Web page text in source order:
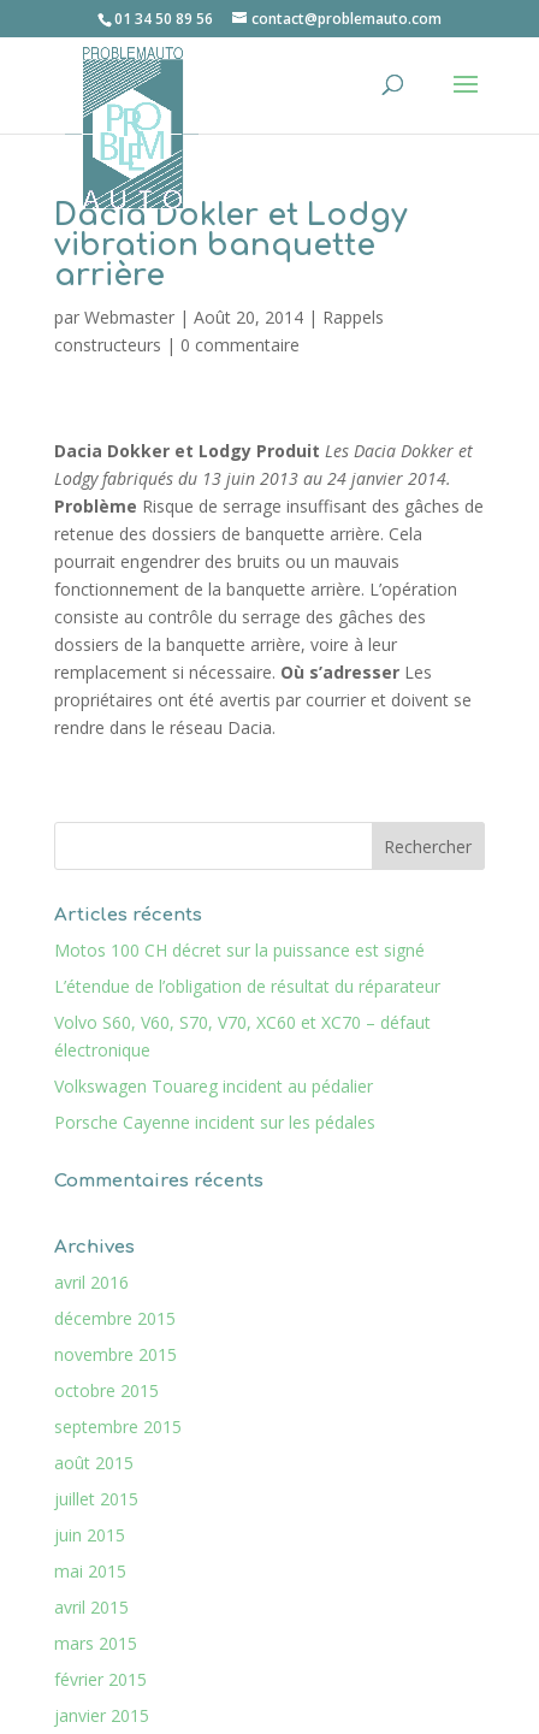
01 34 50 89 56 contact@problemauto.com
Dacia Dokler et Lodgy
vibration banquette
arrière
par Webmaster| Août 20, 2014| Rappels
constructeurs | 0 commentaire
Dacia Dokker et Lodgy Produit Les Dacia Dokker et
Lodgy fabriqués du 13 juin 2013 au 24 janvier 2014.
Problème Risque de serrage insuffisant des gâches de
retenue des dossiers de banquette arrière. Cela
pourrait engendrer des bruits ou un mauvais
fonctionnement de la banquette arrière. L’opération
consiste au contrôle du serrage des gâches des
dossiers de la banquette arrière, voire à leur
remplacement si nécessaire. Où s’adresserLes
propriétaires ont été avertis par courrier et doivent se
rendre dans le réseau Dacia.
Articles récents
Motos 100 CH décret sur la puissance est signé
L’étendue de l’obligation de résultat du réparateur
Volvo S60, V60, S70, V70, XC60 et XC70 – défaut
électronique
Volkswagen Touareg incident au pédalier
Porsche Cayenne incident sur les pédales
Commentaires récents
Archives
avril 2016
décembre 2015
novembre 2015
octobre 2015
septembre 2015
août 2015
juillet 2015
juin 2015
mai 2015
avril 2015
mars 2015
février 2015
janvier 2015